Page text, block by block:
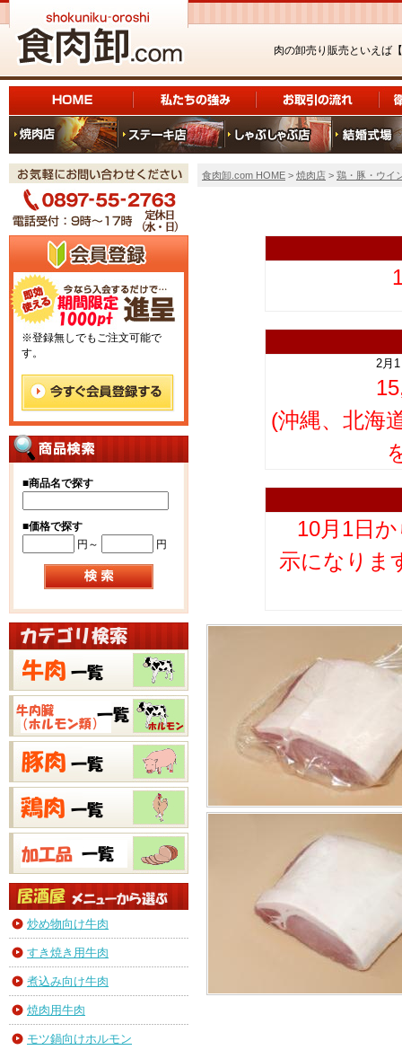
肉の卸売り販売といえば【
※登録無しでもご注文可能で
す。
■商品名で探す
■価格で探す
円～
円
炒め物向け牛肉
すき焼き用牛肉
煮込み向け牛肉
焼肉用牛肉
モツ鍋向けホルモン
食肉卸.com HOME > 焼肉店 > 鶏・豚・ウイ
2月
(沖縄、北海
10月1日
示になりま